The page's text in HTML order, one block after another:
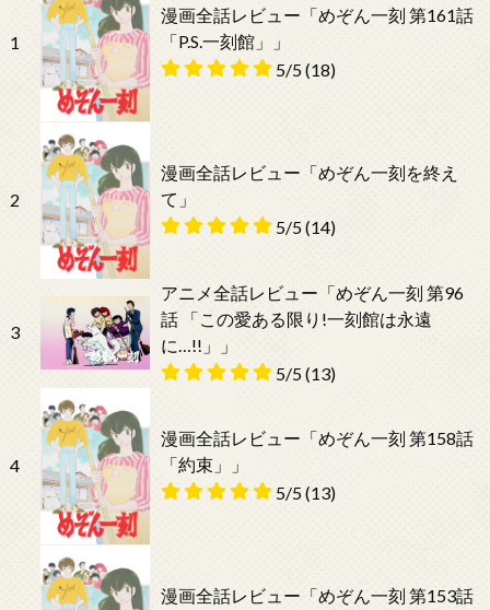
1
漫画全話レビュー「めぞん一刻 第161話
「P.S.一刻館」」
5/5(18)
2
漫画全話レビュー「めぞん一刻を終え
て」
5/5(14)
3
アニメ全話レビュー「めぞん一刻 第96
話 「この愛ある限り!一刻館は永遠
に…!!」」
5/5(13)
4
漫画全話レビュー「めぞん一刻 第158話
「約束」」
5/5(13)
漫画全話レビュー「めぞん一刻 第153話